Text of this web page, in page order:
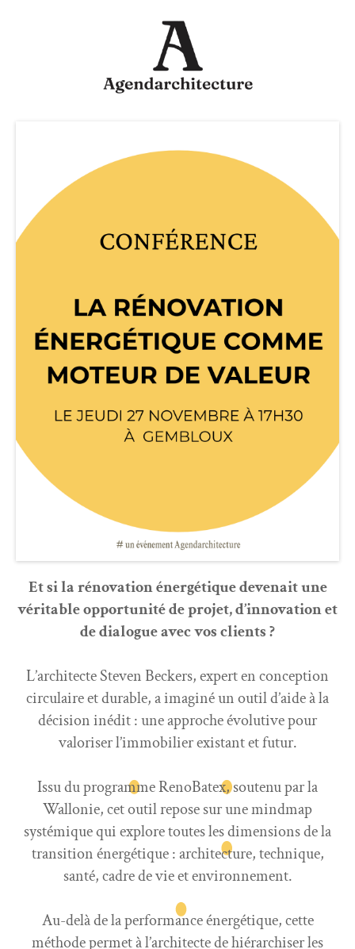
Et si la rénovation énergétique devenait une
véritable opportunité de projet, d’innovation et
de dialogue avec vos clients ?
L’architecte Steven Beckers, expert en conception
circulaire et durable, a imaginé un outil d’aide à la
décision inédit : une approche évolutive pour
valoriser l’immobilier existant et futur.
Issu du programme RenoBatex, soutenu par la
Wallonie, cet outil repose sur une mindmap
systémique qui explore toutes les dimensions de la
transition énergétique : architecture, technique,
santé, cadre de vie et environnement.
Au-delà de la performance énergétique, cette
méthode permet à l’architecte de hiérarchiser les